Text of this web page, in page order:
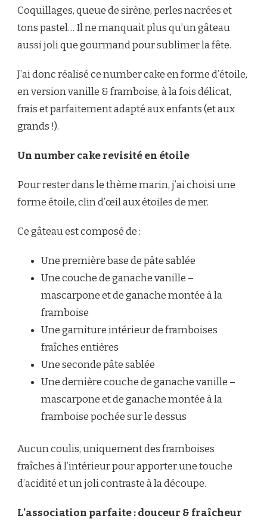
:
VANILLE
MASCARPONE
&
Coquillages, queue de sirène, perles nacrées et
tons pastel… Il ne manquait plus qu’un gâteau
aussi joli que gourmand pour sublimer la fête.
J’ai donc réalisé ce number cake en forme d’étoile,
en version vanille & framboise, à la fois délicat,
frais et parfaitement adapté aux enfants (et aux
grands !).
Un number cake revisité en étoile
Pour rester dans le thème marin, j’ai choisi une
forme étoile, clin d’œil aux étoiles de mer.
Ce gâteau est composé de :
Une première base de pâte sablée
Une couche de ganache vanille –
mascarpone et de ganache montée à la
framboise
Une garniture intérieur de framboises
fraîches entières
Une seconde pâte sablée
Une dernière couche de ganache vanille –
mascarpone et de ganache montée à la
framboise pochée sur le dessus
Aucun coulis, uniquement des framboises
fraîches à l’intérieur pour apporter une touche
d’acidité et un joli contraste à la découpe.
L’association parfaite : douceur & fraîcheur